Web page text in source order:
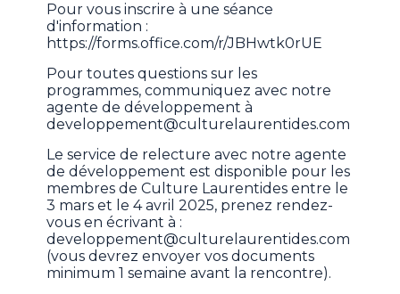
Pour vous inscrire à une séance
d'information :
https://forms.office.com/r/JBHwtk0rUE
Pour toutes questions sur les
programmes, communiquez avec notre
agente de développement à
developpement@culturelaurentides.com
Le service de relecture avec notre agente
de développement est disponible pour les
membres de Culture Laurentides entre le
3 mars et le 4 avril 2025, prenez rendez-
vous en écrivant à :
developpement@culturelaurentides.com
(vous devrez envoyer vos documents
minimum 1 semaine avant la rencontre).